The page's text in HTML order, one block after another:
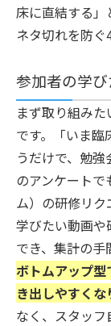
床に直結する」
ネタ切れを防ぐ
参加者の学
まず取り組み
です。「いま臨
うだけで、勉
のアンケート
ム）の研修リ
学びたい動画
でき、集計の手
ボトムアップ
き出しやすくな
なく、スタッ